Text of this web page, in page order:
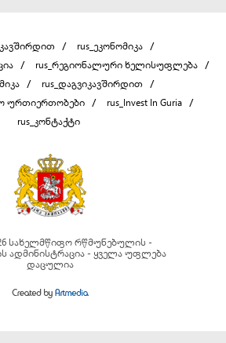
rus_ეკონომიკა
rus_რეგიონალური ხელისუფლება
rus_დაგვიკავშირდით
ურთიერთობები
rus_Invest In Guria
rus_კონტაქტი
სახელმწიფო რწმუნებულის -
ადმინისტრაცია - ყველა უფლება
დაცულია